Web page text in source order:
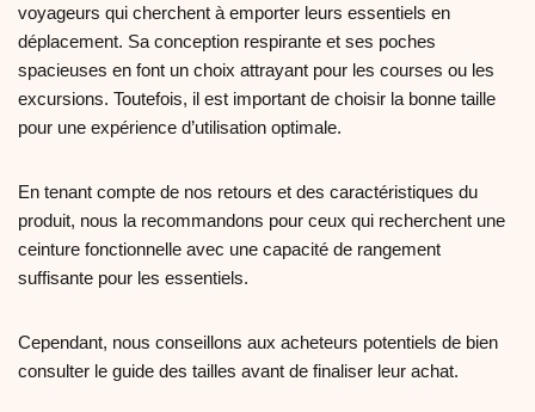
voyageurs qui cherchent à emporter leurs essentiels en
déplacement. Sa conception respirante et ses poches
spacieuses en font un choix attrayant pour les courses ou les
excursions. Toutefois, il est important de choisir la bonne taille
pour une expérience d’utilisation optimale.
En tenant compte de nos retours et des caractéristiques du
produit, nous la recommandons pour ceux qui recherchent une
ceinture fonctionnelle avec une capacité de rangement
suffisante pour les essentiels.
Cependant, nous conseillons aux acheteurs potentiels de bien
consulter le guide des tailles avant de finaliser leur achat.